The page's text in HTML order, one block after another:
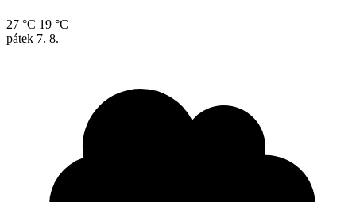
27 °C 19 °C
pátek 7. 8.